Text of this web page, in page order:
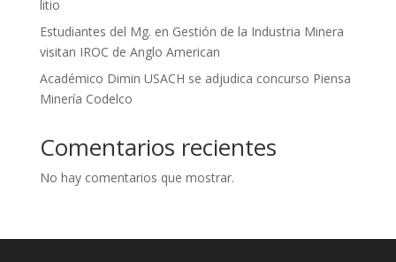
litio
Estudiantes del Mg. en Gestión de la Industria Minera
visitan IROC de Anglo American
Académico Dimin USACH se adjudica concurso Piensa
Minería Codelco
Comentarios recientes
No hay comentarios que mostrar.